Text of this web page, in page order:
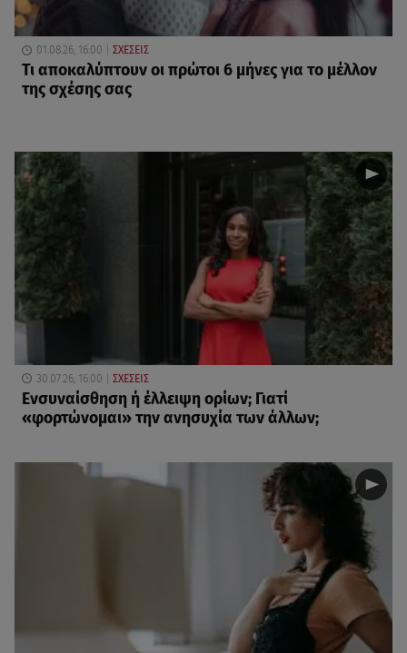
01.08.26, 16:00 ΣΧΕΣΕΙΣ
Τι αποκαλύπτουν οι πρώτοι 6 μήνες για το μέλλον
της σχέσης σας
30.07.26, 16:00 ΣΧΕΣΕΙΣ
Eνσυναίσθηση ή έλλειψη ορίων; Γιατί
«φορτώνομαι» την ανησυχία των άλλων;